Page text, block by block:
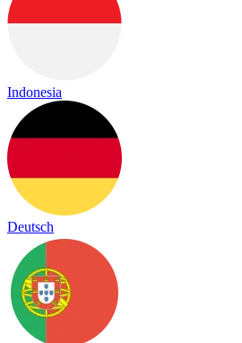
Indonesia
Deutsch